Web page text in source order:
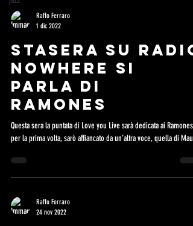
Raffo Ferraro
1 dic 2022
Stasera SU RADIO
NOWHERE SI
PARLA DI
RAMONES
Questa sera la puntata di Love you Live sarà dedicata ai Ramones e,
per la prima volta, sarò affiancato da un’altra voce, quella di
Raffo Ferraro
24 nov 2022